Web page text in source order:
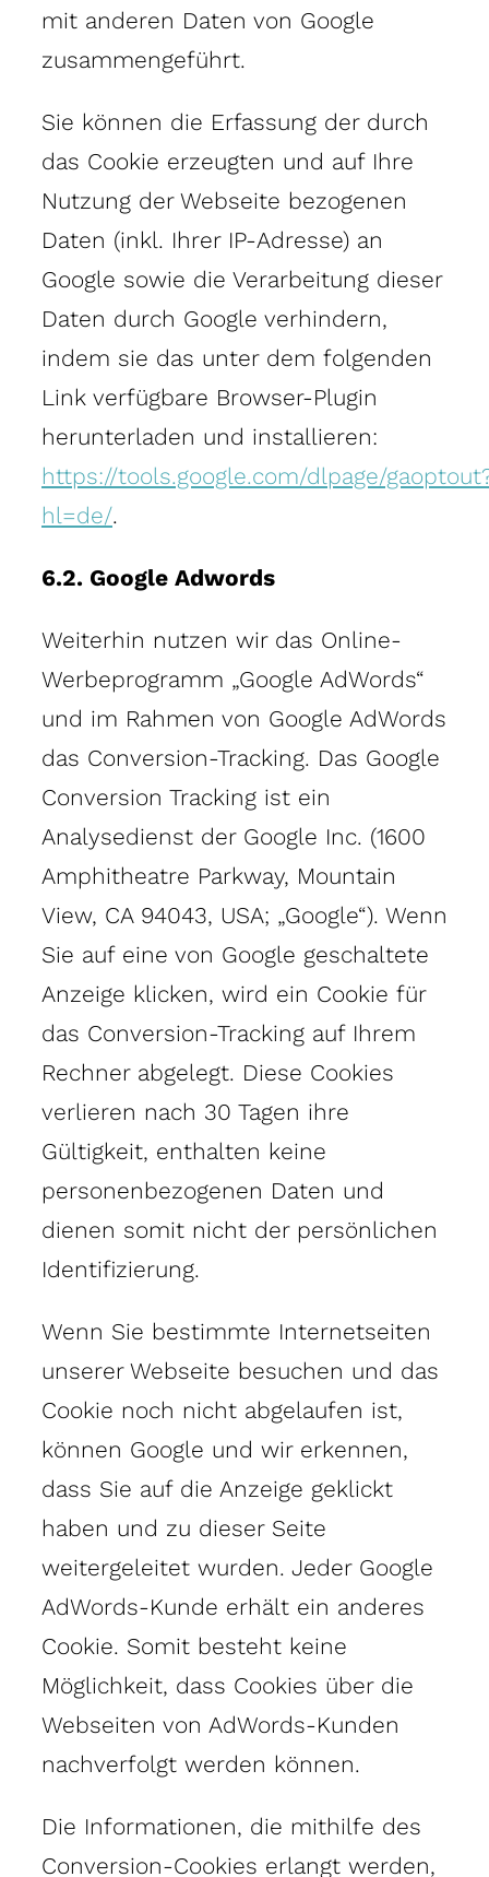
mit anderen Daten von Google
zusammengeführt.
Sie können die Erfassung der durch
das Cookie erzeugten und auf Ihre
Nutzung der Webseite bezogenen
Daten (inkl. Ihrer IP-Adresse) an
Google sowie die Verarbeitung dieser
Daten durch Google verhindern,
indem sie das unter dem folgenden
Link verfügbare Browser-Plugin
herunterladen und installieren:
https://tools.google.com/dlpage/
hl=de/.
6.2. Google Adwords
Weiterhin nutzen wir das Online-
Werbeprogramm „Google AdWords“
und im Rahmen von Google AdWords
das Conversion-Tracking. Das Google
Conversion Tracking ist ein
Analysedienst der Google Inc. (1600
Amphitheatre Parkway, Mountain
View, CA 94043, USA; „Google“). Wenn
Sie auf eine von Google geschaltete
Anzeige klicken, wird ein Cookie für
das Conversion-Tracking auf Ihrem
Rechner abgelegt. Diese Cookies
verlieren nach 30 Tagen ihre
Gültigkeit, enthalten keine
personenbezogenen Daten und
dienen somit nicht der persönlichen
Identifizierung.
Wenn Sie bestimmte Internetseiten
unserer Webseite besuchen und das
Cookie noch nicht abgelaufen ist,
können Google und wir erkennen,
dass Sie auf die Anzeige geklickt
haben und zu dieser Seite
weitergeleitet wurden. Jeder Google
AdWords-Kunde erhält ein anderes
Cookie. Somit besteht keine
Möglichkeit, dass Cookies über die
Webseiten von AdWords-Kunden
nachverfolgt werden können.
Die Informationen, die mithilfe des
Conversion-Cookies erlangt werden,